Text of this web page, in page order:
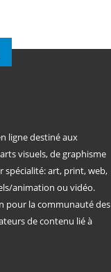
ligne destiné aux
visuels, de graphisme
spécialité: art, print, web,
animation ou vidéo.
pour la communauté des
de contenu lié à